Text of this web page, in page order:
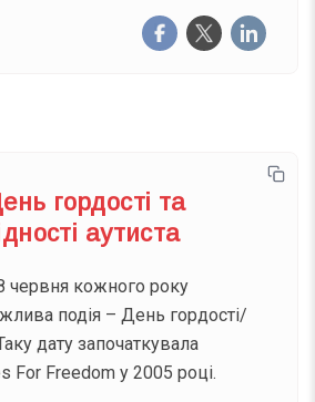
гордості та
аутиста
червня кожного року
подія – День гордості/
дату започаткувала
For Freedom у 2005 році.